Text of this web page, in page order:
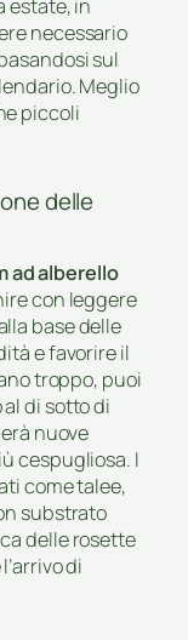
estate, in
necessario
sul
Meglio
piccoli
delle
ad alberello
con leggere
base delle
e favorire il
troppo, puoi
di sotto di
nuove
cespugliosa. I
come talee,
substrato
delle rosette
di